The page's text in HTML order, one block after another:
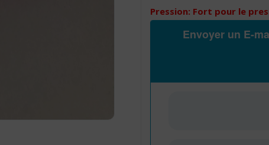
Pression: Fort pour le
Envoyer un E-